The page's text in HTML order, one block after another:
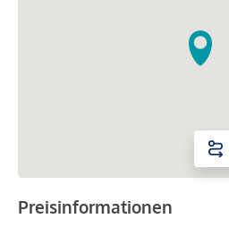
Preisinformationen